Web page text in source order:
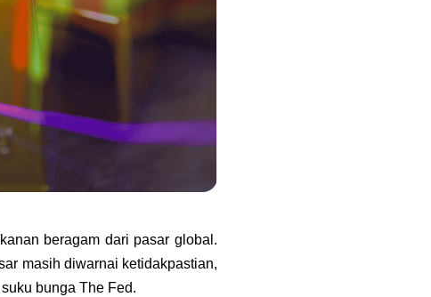
beragam dari pasar global.
masih diwarnai ketidakpastian,
bunga The Fed.